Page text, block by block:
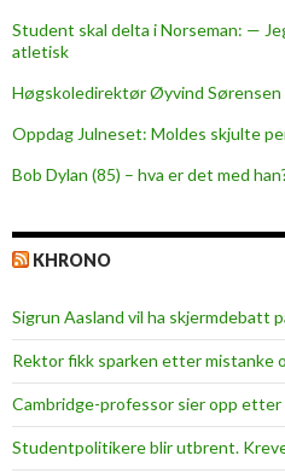
Student skal delta i Norseman: —
atletisk
Høgskoledirektør Øyvind Sørensen
Oppdag Julneset: Moldes skjulte
Bob Dylan (85) – hva er det med
KHRONO
Sigrun Aasland vil ha skjerm­debatt
Rektor fikk sparken etter mistanke
Cambridge-professor sier opp etter
Studentpolitikere blir utbrent.